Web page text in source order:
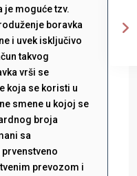
je moguće tzv.
boravka
i uvek isključivo
takvog
vrši se
koja se koristi u
smene u kojoj se
broja
sa
prevozom i